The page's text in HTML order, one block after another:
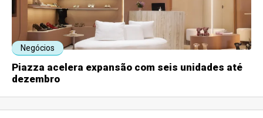
Negócios
Piazza acelera expansão com seis unidades até
dezembro